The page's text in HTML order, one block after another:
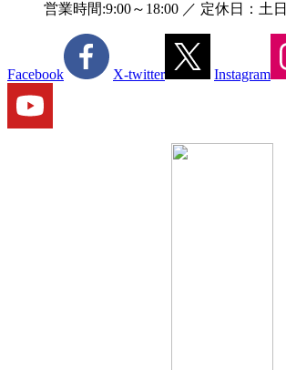
営業時間:9:00～18:00 ／ 定休日：土
Facebook X-twitter Instagram